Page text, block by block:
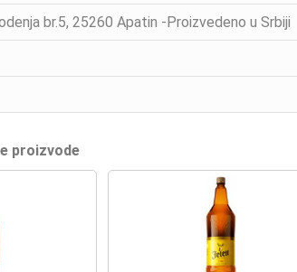
br.5, 25260 Apatin -Proizvedeno u Srbiji
proizvode